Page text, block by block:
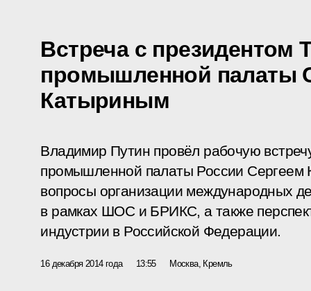
Встреча с президентом
промышленной палаты
Катыриным
Владимир Путин провёл рабочую
промышленной палаты России
вопросы организации международных
в рамках ШОС и БРИКС, а также
индустрии в Российской Федерации.
16 декабря 2014 года 13:55 Москва, Кремль